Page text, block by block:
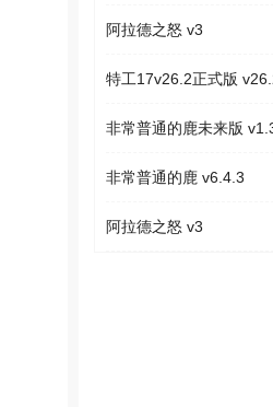
阿拉德之怒 v3
特工17v26.2正式版
非常普通的鹿未来版
非常普通的鹿 v6.4.3
阿拉德之怒 v3